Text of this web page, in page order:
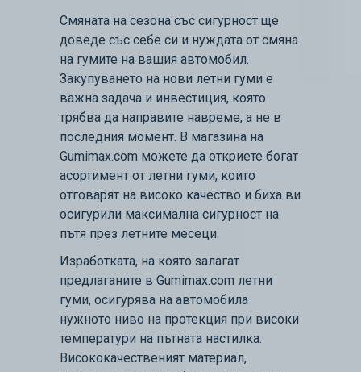
Смяната на сезона със сигурност ще
доведе със себе си и нуждата от смяна
на гумите на вашия автомобил.
Закупуването на нови летни гуми е
важна задача и инвестиция, която
трябва да направите навреме, а не в
последния момент. В магазина на
Gumimax.com можете да откриете богат
асортимент от летни гуми, които
отговарят на високо качество и биха ви
осигурили максимална сигурност на
пътя през летните месеци.
Изработката, на която залагат
предлаганите в Gumimax.com летни
гуми, осигурява на автомобила
нужното ниво на протекция при високи
температури на пътната настилка.
Висококачественият материал,